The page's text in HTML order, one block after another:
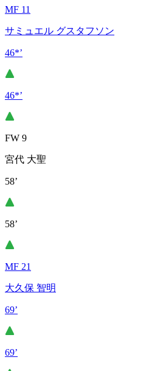
MF 11
サミュエル グスタフソン
46*’
46*’
FW 9
宮代 大聖
58’
58’
MF 21
大久保 智明
69’
69’